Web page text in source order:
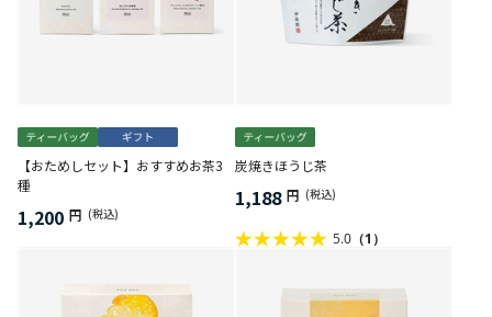
【おためしセット】おすすめお茶3
種
1,200 円 (税込)
炭焼きほうじ茶
1,188 円 (税込)
5.0 （1）